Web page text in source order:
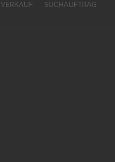
VERKAUF
SUCHAUFTRAG